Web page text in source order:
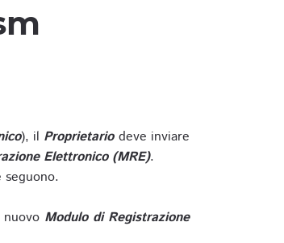
), il Proprietariodeve inviare
Elettronico (MRE).
Modulo di Registrazione